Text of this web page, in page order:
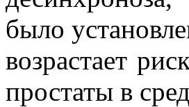
было
возрастает
простаты в